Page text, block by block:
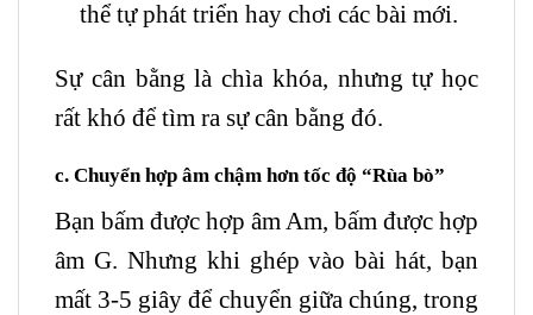
thể tự phát triển hay chơi các bài mới.
Sự cân bằng là chìa khóa, nhưng tự học
rất khó để tìm ra sự cân bằng đó.
c. Chuyển hợp âm chậm hơn tốc độ “Rùa bò”
Bạn bấm được hợp âm Am, bấm được hợp
âm G. Nhưng khi ghép vào bài hát, bạn
mất 3-5 giây để chuyển giữa chúng, trong